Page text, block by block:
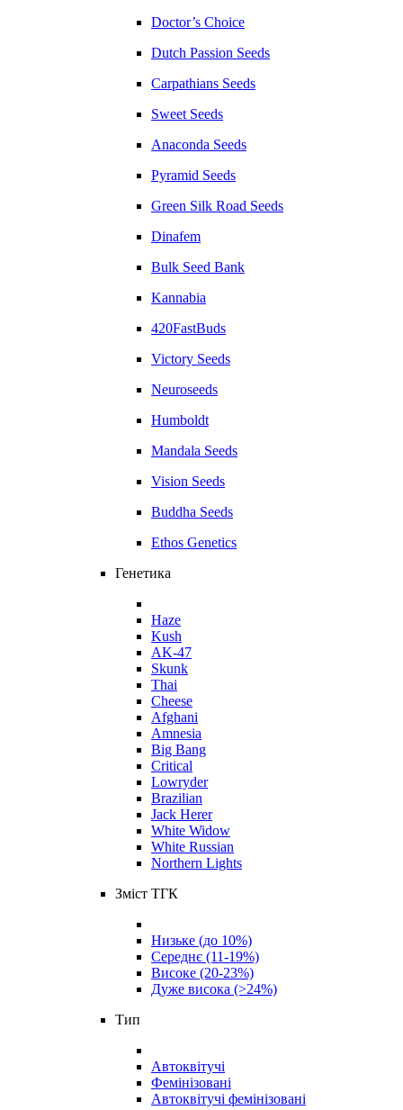
Doctor’s Choice
Dutch Passion Seeds
Carpathians Seeds
Sweet Seeds
Anaconda Seeds
Pyramid Seeds
Green Silk Road Seeds
Dinafem
Bulk Seed Bank
Kannabia
420FastBuds
Victory Seeds
Neuroseeds
Humboldt
Mandala Seeds
Vision Seeds
Buddha Seeds
Ethos Genetics
Генетика
Haze
Kush
AK-47
Skunk
Thai
Cheese
Afghani
Amnesia
Big Bang
Critical
Lowryder
Brazilian
Jack Herer
White Widow
White Russian
Northern Lights
Зміст ТГК
Низьке (до 10%)
Середнє (11-19%)
Високе (20-23%)
Дуже висока (>24%)
Тип
Автоквітучі
Фемінізовані
Автоквітучі фемінізовані